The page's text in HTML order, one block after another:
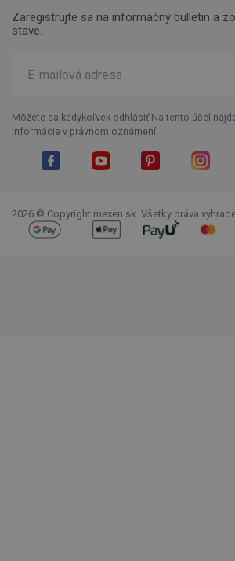
Zaregistrujte sa na informačný bulletin a
stave.
Môžete sa kedykoľvek odhlásiť.Na tento účel
informácie v právnom oznámení.
2026 © Copyright mexen.sk. Všetky práva